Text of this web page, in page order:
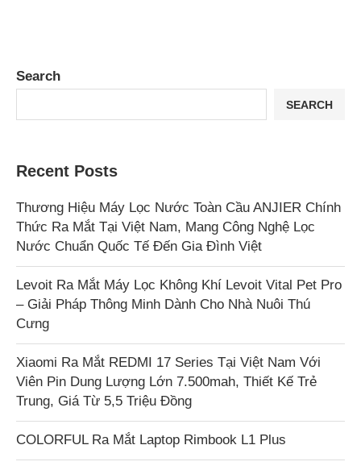
Search
SEARCH
Recent Posts
Thương Hiệu Máy Lọc Nước Toàn Cầu ANJIER Chính
Thức Ra Mắt Tại Việt Nam, Mang Công Nghệ Lọc
Nước Chuẩn Quốc Tế Đến Gia Đình Việt
Levoit Ra Mắt Máy Lọc Không Khí Levoit Vital Pet Pro
– Giải Pháp Thông Minh Dành Cho Nhà Nuôi Thú
Cưng
Xiaomi Ra Mắt REDMI 17 Series Tại Việt Nam Với
Viên Pin Dung Lượng Lớn 7.500mah, Thiết Kế Trẻ
Trung, Giá Từ 5,5 Triệu Đồng
COLORFUL Ra Mắt Laptop Rimbook L1 Plus